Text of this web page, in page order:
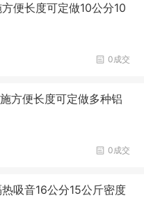
便长度可定做10公分10
0成交
方便长度可定做多种铝
0成交
吸音16公分15公斤密度